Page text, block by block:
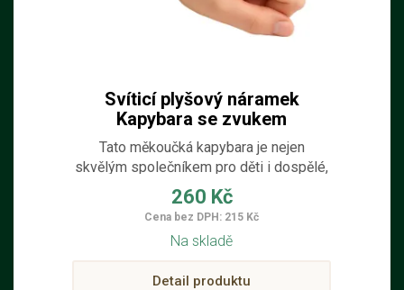
Svíticí plyšový náramek
Kapybara se zvukem
Tato měkoučká kapybara je nejen
skvělým společníkem pro děti i dospělé,
ale díky zabudovanému zvukovému
efektu přináší ještě víc radosti a smíchu.
260 Kč
Cena bez DPH: 215 Kč
Na skladě
Detail produktu